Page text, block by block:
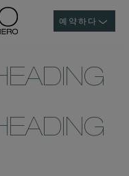
예약하다